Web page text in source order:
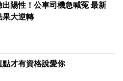
出陽性！公車司機急喊冤 最新
果大逆轉
點才有資格說愛你